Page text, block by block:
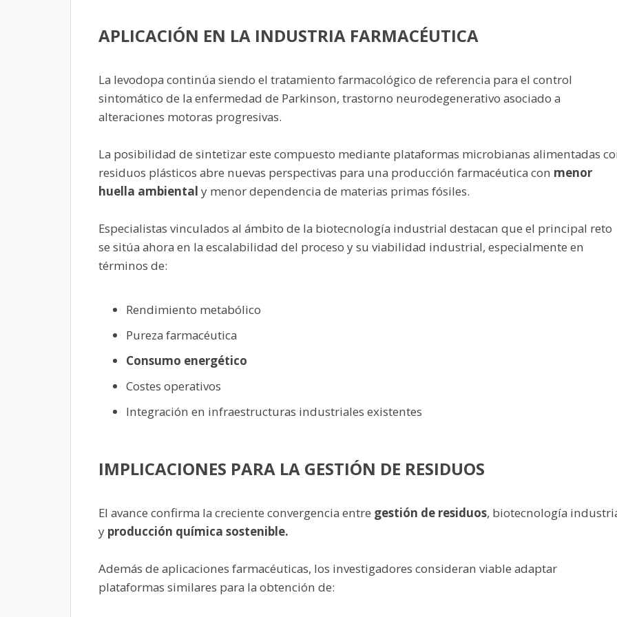
APLICACIÓN EN LA INDUSTRIA FARMACÉUTICA
La levodopa continúa siendo el tratamiento farmacológico de referencia para el control
sintomático de la enfermedad de Parkinson, trastorno neurodegenerativo asociado a
alteraciones motoras progresivas.
La posibilidad de sintetizar este compuesto mediante plataformas microbianas alimentadas
residuos plásticos abre nuevas perspectivas para una producción farmacéutica con menor
huella ambiental y menor dependencia de materias primas fósiles.
Especialistas vinculados al ámbito de la biotecnología industrial destacan que el principal reto
se sitúa ahora en la escalabilidad del proceso y su viabilidad industrial, especialmente en
términos de:
Rendimiento metabólico
Pureza farmacéutica
Consumo energético
Costes operativos
Integración en infraestructuras industriales existentes
IMPLICACIONES PARA LA GESTIÓN DE RESIDUOS
El avance confirma la creciente convergencia entre gestión de residuos, biotecnología
y producción química sostenible.
Además de aplicaciones farmacéuticas, los investigadores consideran viable adaptar
plataformas similares para la obtención de: